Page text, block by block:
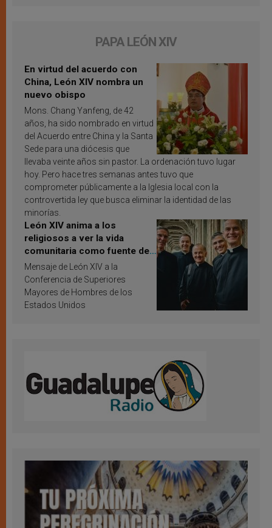
PAPA LEÓN XIV
En virtud del acuerdo con
China, León XIV nombra un
nuevo obispo
Mons. Chang Yanfeng, de 42
años, ha sido nombrado en virtud
del Acuerdo entre China y la Santa
Sede para una diócesis que
llevaba veinte años sin pastor. La ordenación tuvo lugar
hoy. Pero hace tres semanas antes tuvo que
comprometer públicamente a la Iglesia local con la
controvertida ley que busca eliminar la identidad de las
minorías.
León XIV anima a los
religiosos a ver la vida
comunitaria como fuente de
inspiración y santificación
Mensaje de León XIV a la
Conferencia de Superiores
Mayores de Hombres de los
Estados Unidos